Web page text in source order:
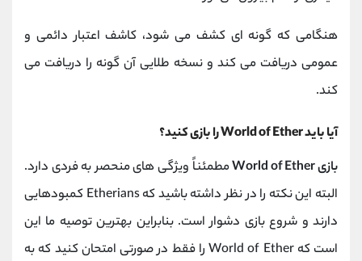
هنگامی که گونه ای کشف می شود، کاشف اعتبار دائمی و
عمومی دریافت می کند و نسخه طلایی آن گونه را دریافت می
کند.
آیا باید World of Ether را بازی کنید؟
بازی World of Ether
مطمئناً ویژگی های منحصر به فردی دارد.
البته این نکته را در نظر داشته باشید که Etherians کمبودهایی
دارند و شروع بازی دشوار است. بنابراین بهترین توصیه ما این
است که World of Ether را فقط در صورتی امتحان کنید که به